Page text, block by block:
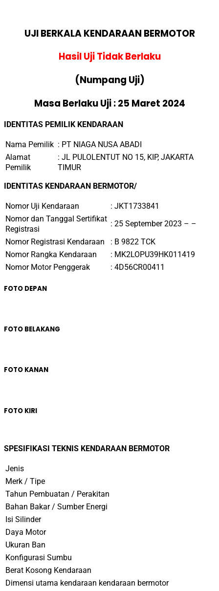
UJI BERKALA KENDARAAN BERMOTOR
Hasil Uji Tidak Berlaku
(Numpang Uji)
Masa Berlaku Uji : 25 Maret 2024
IDENTITAS PEMILIK KENDARAAN
Nama Pemilik : PT NIAGA NUSA ABADI
Alamat
Pemilik
: JL PULOLENTUT NO 15, KIP, JAKARTA
TIMUR
IDENTITAS KENDARAAN BERMOTOR/
Nomor Uji Kendaraan : JKT1733841
Nomor dan Tanggal Sertifikat
Registrasi
: 25 September 2023 – –
Nomor Registrasi Kendaraan
: B 9822 TCK
Nomor Rangka Kendaraan
: MK2LOPU39HK011419
Nomor Motor Penggerak
: 4D56CR00411
FOTO DEPAN
FOTO BELAKANG
FOTO KANAN
FOTO KIRI
SPESIFIKASI TEKNIS KENDARAAN BERMOTOR
Jenis
Merk / Tipe
Tahun Pembuatan / Perakitan
Bahan Bakar / Sumber Energi
Isi Silinder
Daya Motor
Ukuran Ban
Konfigurasi Sumbu
Berat Kosong Kendaraan
Dimensi utama kendaraan kendaraan bermotor